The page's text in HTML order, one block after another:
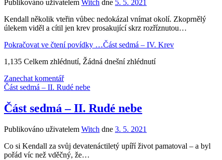
Publikováno uživatelem Witch dne 5. 5. 2021
Kendall několik vteřin vůbec nedokázal vnímat okolí. Zkoprnělý
úlekem viděl a cítil jen krev prosakující skrz rozříznutou…
Pokračovat ve čtení povídky …Část sedmá – IV. Krev
1,135 Celkem zhlédnutí, Žádná dnešní zhlédnutí
Zanechat komentář
Část sedmá – II. Rudé nebe
Část sedmá – II. Rudé nebe
Publikováno uživatelem Witch dne 3. 5. 2021
Co si Kendall za svůj devatenáctiletý upíří život pamatoval – a byl
pořád víc než vděčný, že…